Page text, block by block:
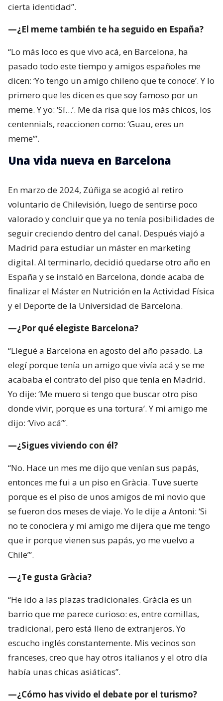
cierta identidad”.
—¿El meme también te ha seguido en España?
“Lo más loco es que vivo acá, en Barcelona, ha
pasado todo este tiempo y amigos españoles me
dicen: ‘Yo tengo un amigo chileno que te conoce’. Y lo
primero que les dicen es que soy famoso por un
meme. Y yo: ‘Sí…’. Me da risa que los más chicos, los
centennials, reaccionen como: ‘Guau, eres un
meme’”.
Una vida nueva en Barcelona
En marzo de 2024, Zúñiga se acogió al retiro
voluntario de Chilevisión, luego de sentirse poco
valorado y concluir que ya no tenía posibilidades de
seguir creciendo dentro del canal. Después viajó a
Madrid para estudiar un máster en marketing
digital. Al terminarlo, decidió quedarse otro año en
España y se instaló en Barcelona, donde acaba de
finalizar el Máster en Nutrición en la Actividad Física
y el Deporte de la Universidad de Barcelona.
—¿Por qué elegiste Barcelona?
“Llegué a Barcelona en agosto del año pasado. La
elegí porque tenía un amigo que vivía acá y se me
acababa el contrato del piso que tenía en Madrid.
Yo dije: ‘Me muero si tengo que buscar otro piso
donde vivir, porque es una tortura’. Y mi amigo me
dijo: ‘Vivo acá’”.
—¿Sigues viviendo con él?
“No. Hace un mes me dijo que venían sus papás,
entonces me fui a un piso en Gràcia. Tuve suerte
porque es el piso de unos amigos de mi novio que
se fueron dos meses de viaje. Yo le dije a Antoni: ‘Si
no te conociera y mi amigo me dijera que me tengo
que ir porque vienen sus papás, yo me vuelvo a
Chile’”.
—¿Te gusta Gràcia?
“He ido a las plazas tradicionales. Gràcia es un
barrio que me parece curioso: es, entre comillas,
tradicional, pero está lleno de extranjeros. Yo
escucho inglés constantemente. Mis vecinos son
franceses, creo que hay otros italianos y el otro día
había unas chicas asiáticas”.
—¿Cómo has vivido el debate por el turismo?